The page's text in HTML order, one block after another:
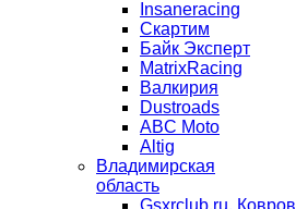
Insaneracing
Скартим
Байк Эксперт
MatrixRacing
Валкирия
Dustroads
ABC Moto
Altig
Владимирская
область
Gsxrclub.ru, Ковров